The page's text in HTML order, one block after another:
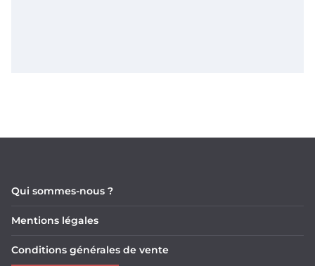
Qui sommes-nous ?
Mentions légales
Conditions générales de vente